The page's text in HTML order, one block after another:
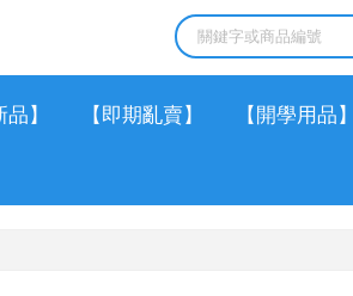
品】 【即期亂賣】 【開學用品】